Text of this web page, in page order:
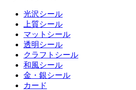
光沢シール
上質シール
マットシール
透明シール
クラフトシール
和風シール
金・銀シール
カード